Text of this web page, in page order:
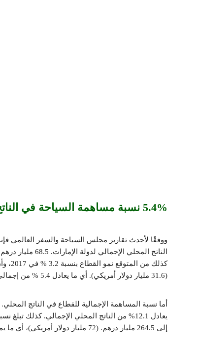
5.4% نسبة مساهمة السياحة في الناتج المحلي
(31.6 مليار دولار أمريكي). أي ما يعادل 5.4 % من إجمالي الناتج المحلي في عام 2027.
إلى 264.5 مليار درهم. (72 مليار دولار أمريكي)، أي ما يمثل 12.4 % من الناتج المحلي الإجمالي.